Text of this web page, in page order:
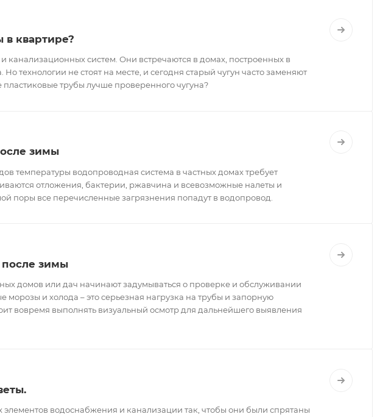
в квартире?
систем. Они встречаются в домах, построенных в
технологии не стоят на месте, и сегодня старый чугун часто заменяют
трубы лучше проверенного чугуна?
зимы
температуры водопроводная система в частных домах требует
отложения, бактерии, ржавчина и всевозможные налеты и
поры все перечисленные загрязнения попадут в водопровод.
зимы
домов или дач начинают задумываться о проверке и обслуживании
морозы и холода – это серьезная нагрузка на трубы и запорную
вовремя выполнять визуальный осмотр для дальнейшего выявления
элементов водоснабжения и канализации так, чтобы они были спрятаны